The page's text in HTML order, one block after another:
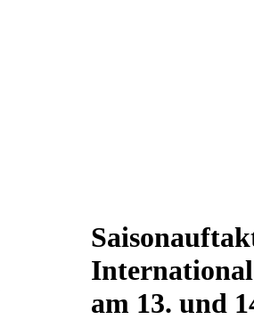
am 13. und